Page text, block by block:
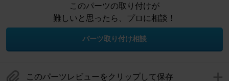
このパーツの取り付けが
難しいと思ったら、プロに相談！
パーツ取り付け相談
このパーツレビューをクリップして保存